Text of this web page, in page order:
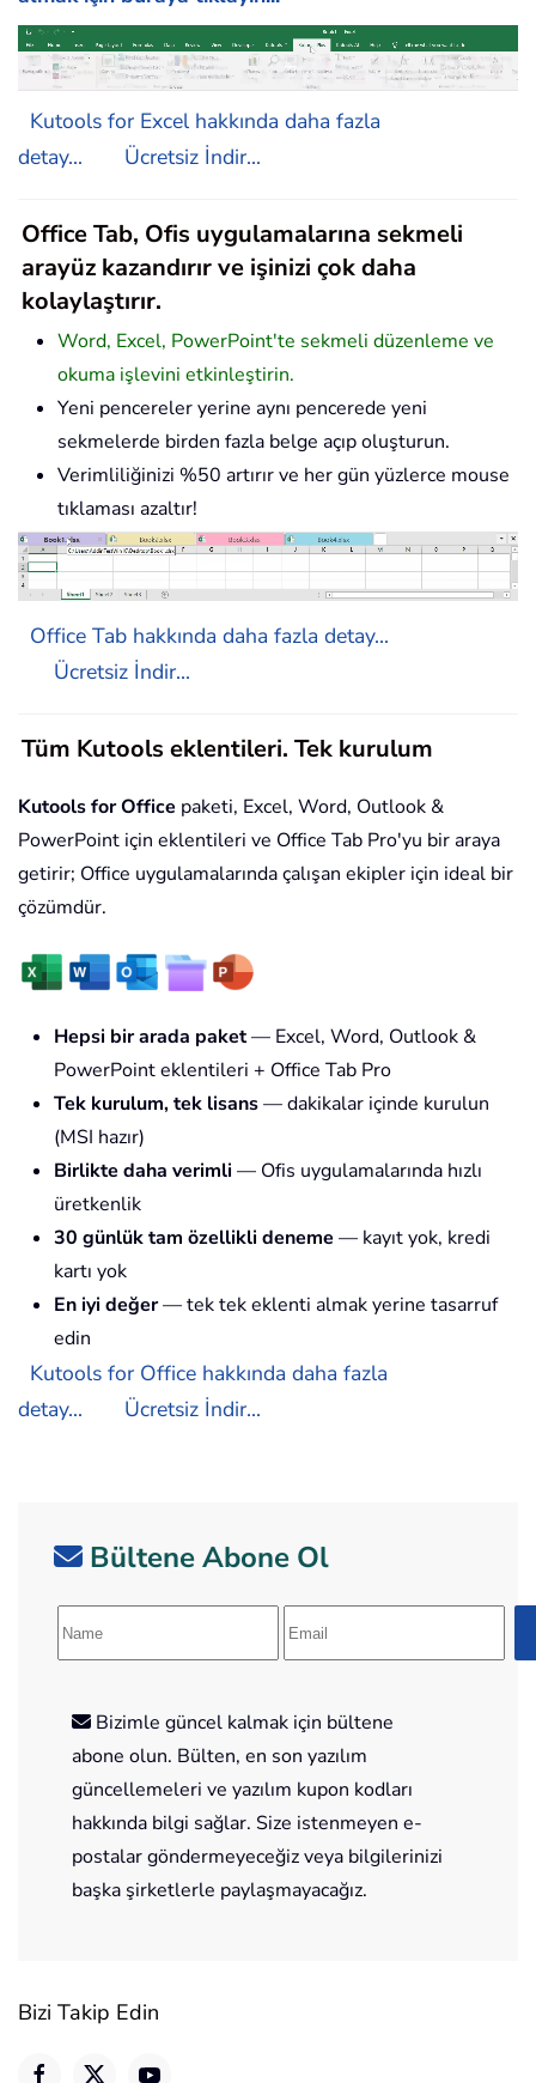
Kutools for Excel hakkında daha fazla
detay...
Ücretsiz İndir...
Office Tab, Ofis uygulamalarına sekmeli
arayüz kazandırır ve işinizi çok daha
kolaylaştırır.
Word, Excel, PowerPoint'te sekmeli düzenleme ve
okuma işlevini etkinleştirin.
Yeni pencereler yerine aynı pencerede yeni
sekmelerde birden fazla belge açıp oluşturun.
Verimliliğinizi %50 artırır ve her gün yüzlerce mouse
tıklaması azaltır!
Office Tab hakkında daha fazla detay...
Ücretsiz İndir...
Tüm Kutools eklentileri. Tek kurulum
Kutools for Office paketi, Excel, Word, Outlook &
PowerPoint için eklentileri ve Office Tab Pro'yu bir araya
getirir; Office uygulamalarında çalışan ekipler için ideal bir
çözümdür.
Hepsi bir arada paket— Excel, Word, Outlook &
PowerPoint eklentileri + Office Tab Pro
Tek kurulum, tek lisans— dakikalar içinde kurulun
(MSI hazır)
Birlikte daha verimli — Ofis uygulamalarında hızlı
üretkenlik
30 günlük tam özellikli deneme — kayıt yok, kredi
kartı yok
En iyi değer— tek tek eklenti almak yerine tasarruf
edin
Kutools for Office hakkında daha fazla
detay...
Ücretsiz İndir...
Bültene Abone Ol
Bizimle güncel kalmak için bültene
abone olun. Bülten, en son yazılım
güncellemeleri ve yazılım kupon kodları
hakkında bilgi sağlar. Size istenmeyen e-
postalar göndermeyeceğiz veya bilgilerinizi
başka şirketlerle paylaşmayacağız.
Bizi Takip Edin